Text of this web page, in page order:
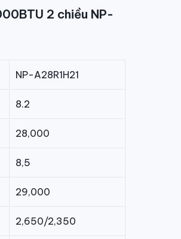
2 chiều NP-
NP-A28R1H21
8.2
28,000
8,5
29,000
2,650/2,350